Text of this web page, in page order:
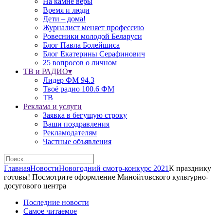
Время и люди
Дети – дома!
Журналист меняет профессию
Ровесники молодой Беларуси
Блог Павла Болейшиса
Блог Екатерины Серафинович
25 вопросов о личном
ТВ и РАДИО▾
Лидер ФМ 94.3
Твоё радио 100.6 ФМ
ТВ
Реклама и услуги
Заявка в бегущую строку
Ваши поздравления
Рекламодателям
Частные объявления
ГлавнаяНовостиНовогодний смотр-конкурс 2021К празднику
готовы! Посмотрите оформление Минойтовского культурно-
досугового центра
Последние новости
Самое читаемое